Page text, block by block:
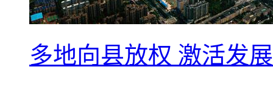
多地向县放权 激活发